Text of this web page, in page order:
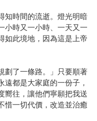
知時間的流逝。燈光明暗
小時又一小時、一天又一
如此境地，因為這是上帝
劃了一條路。」只要順著
都是大家庭的一份子，
嚮往，讓他們寧願把我送
惜一切代價，改造並治癒